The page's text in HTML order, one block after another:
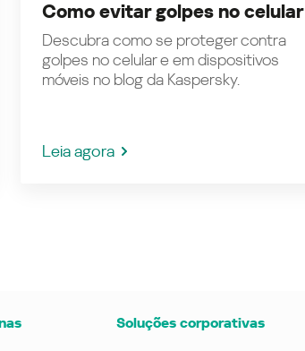
Como evitar golpes no celular
Descubra como se proteger contra
golpes no celular e em dispositivos
móveis no blog da Kaspersky.
Leia agora
Soluções corporativas